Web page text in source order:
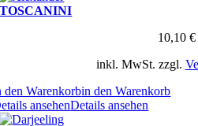
TOSCANINI
10,10 €
inkl. MwSt. zzgl.
den Warenkorbin den Warenkorb
ansehenDetails ansehen